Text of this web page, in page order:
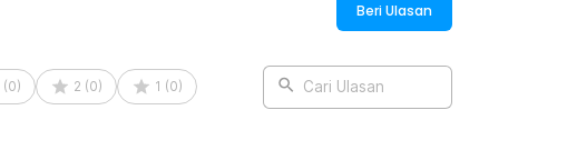
Beri Ulasan
(0) 2 (0) 1 (0) Cari Ulasan